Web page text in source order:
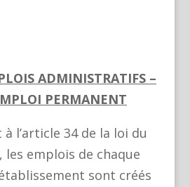
ADMINISTRATIFS–
PERMANENT
l’article 34 de la loi du
les emplois de chaque
sont créés